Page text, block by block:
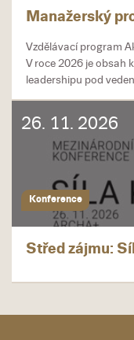
Manažerský
Vzdělávací program
V roce 2026 je obsah
leadershipu pod
26. 11. 2026
Konference
Střed zájmu: